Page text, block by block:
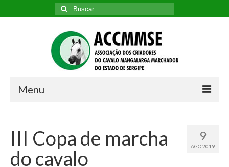
Buscar
por:
Menu
História da ACCMM/SE
História da Raça
9
AGO 2019
III Copa de marcha
do cavalo